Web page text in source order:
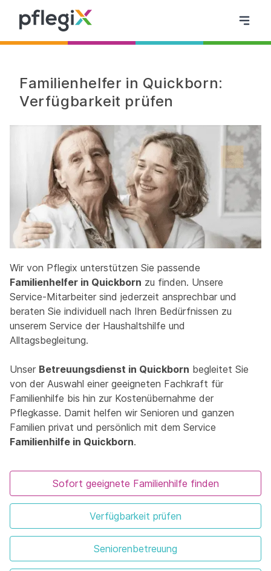
Familienhelfer in Quickborn:
Verfügbarkeit prüfen
Wir von Pflegix unterstützen Sie passende
Familienhelfer in Quickborn zu finden. Unsere
Service-Mitarbeiter sind jederzeit ansprechbar und
beraten Sie individuell nach Ihren Bedürfnissen zu
unserem Service der Haushaltshilfe und
Alltagsbegleitung.
Unser Betreuungsdienst in Quickborn begleitet Sie
von der Auswahl einer geeigneten Fachkraft für
Familienhilfe bis hin zur Kostenübernahme der
Pflegkasse. Damit helfen wir Senioren und ganzen
Familien privat und persönlich mit dem Service
Familienhilfe in Quickborn.
Sofort geeignete Familienhilfe finden
Verfügbarkeit prüfen
Seniorenbetreuung